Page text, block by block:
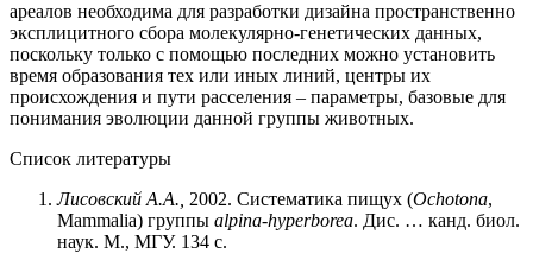
ареалов необходима для разработки дизайна пространственно
эксплицитного сбора молекулярно-генетических данных,
поскольку только с помощью последних можно установить
время образования тех или иных линий, центры их
происхождения и пути расселения – параметры, базовые для
понимания эволюции данной группы животных.
Список литературы
Лисовский А.А., 2002. Систематика пищух (Ochotona,
Mammalia) группы alpina-hyperborea. Дис. … канд. биол.
наук. М., МГУ. 134 с.